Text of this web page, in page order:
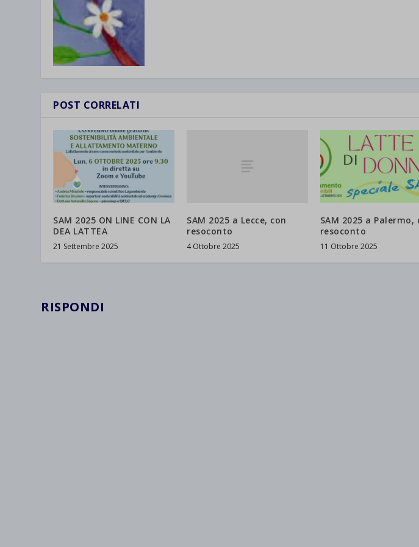
POST CORRELATI
SAM 2025 ON LINE CON LA
DEA LATTEA
21 Settembre 2025
SAM 2025 a Lecce, con
resoconto
4 Ottobre 2025
SAM 2025 a Palermo,
resoconto
11 Ottobre 2025
RISPONDI